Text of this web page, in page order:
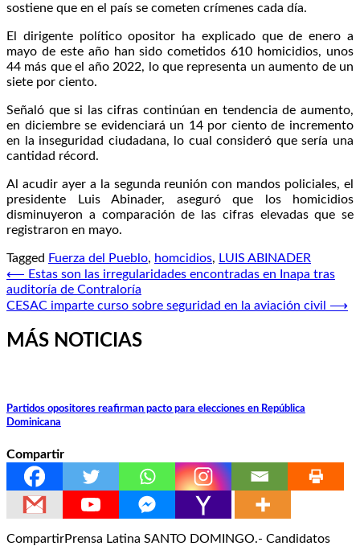
sostiene que en el país se cometen crímenes cada día.
El dirigente político opositor ha explicado que de enero a
mayo de este año han sido cometidos 610 homicidios, unos
44 más que el año 2022, lo que representa un aumento de un
siete por ciento.
Señaló que si las cifras continúan en tendencia de aumento,
en diciembre se evidenciará un 14 por ciento de incremento
en la inseguridad ciudadana, lo cual consideró que sería una
cantidad récord.
Al acudir ayer a la segunda reunión con mandos policiales, el
presidente Luis Abinader, aseguró que los homicidios
disminuyeron a comparación de las cifras elevadas que se
registraron en mayo.
Tagged Fuerza del Pueblo, homcidios, LUIS ABINADER
Navegación
de
entradas
⟵ Estas son las irregularidades encontradas en Inapa tras
auditoría de Contraloría
CESAC imparte curso sobre seguridad en la aviación civil
⟶
MÁS NOTICIAS
Partidos opositores reafirman pacto para elecciones en República
Dominicana
Compartir
CompartirPrensa Latina SANTO DOMINGO.- Candidatos